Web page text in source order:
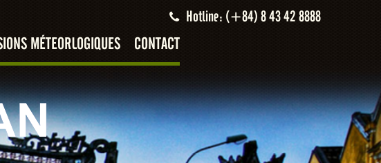
Hotline: (+84) 8 43 42 8888
MÉTEORLOGIQUES CONTACT